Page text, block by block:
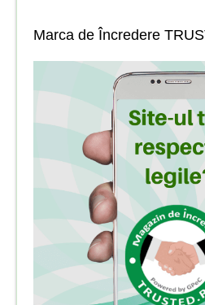
Marca de Încredere